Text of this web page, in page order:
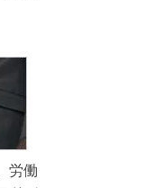
労働